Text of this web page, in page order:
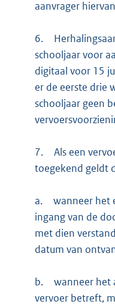
aanvrager
6.
schooljaar voor
digitaal voor 15
er de eerste drie
schooljaar geen
7.
Als een
toegekend geldt
a.
wanneer het
ingang van de
met dien
datum van
b.
wanneer het
vervoer betreft,